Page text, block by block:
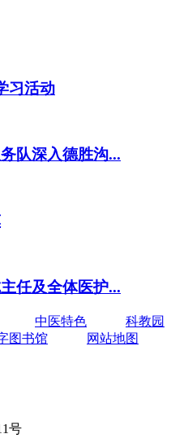
习活动
队深入德胜沟...
任及全体医护...
中医特色
科教园
图书馆 网站地图
号